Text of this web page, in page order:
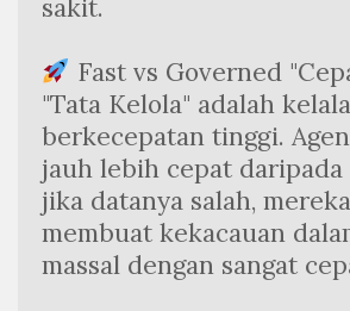
sakit.
Fast vs Governed
"Tata Kelola" adalah
berkecepatan tinggi.
jauh lebih cepat daripada
jika datanya salah,
membuat kekacauan
massal dengan sangat